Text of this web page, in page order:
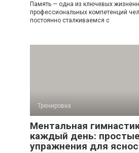
Память — одна из ключевых
профессиональных компетенций
постоянно сталкиваемся с
Тренировка
Ментальная
каждый день:
упражнения для